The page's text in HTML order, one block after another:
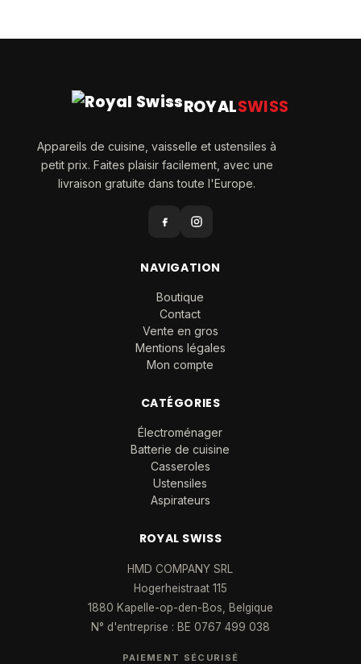
ROYALSWISS
Appareils de cuisine, vaisselle et ustensiles à
petit prix. Faites plaisir facilement, avec une
livraison gratuite dans toute l'Europe.
NAVIGATION
Boutique
Contact
Vente en gros
Mentions légales
Mon compte
CATÉGORIES
Électroménager
Batterie de cuisine
Casseroles
Ustensiles
Aspirateurs
ROYAL SWISS
HMD COMPANY SRL
Hogerheistraat 115
1880 Kapelle-op-den-Bos, Belgique
N° d'entreprise : BE 0767 499 038
PAIEMENT SÉCURISÉ